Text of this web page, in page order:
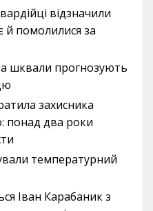
відзначили
й помолилися за
шквали прогнозують
захисника
понад два роки
температурний
Іван Карабаник з